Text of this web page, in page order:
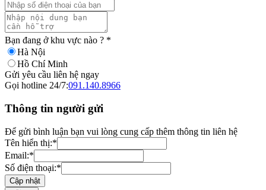
Bạn đang ở khu vực nào ? *
Hà Nội
Hồ Chí Minh
Gửi yêu cầu liên hệ ngay
Gọi hotline 24/7:091.140.8966
Thông tin người gửi
Để gửi bình luận bạn vui lòng cung cấp thêm thông tin liên hệ
Tên hiển thị:*
Email:*
Số điện thoại:*
Cập nhật